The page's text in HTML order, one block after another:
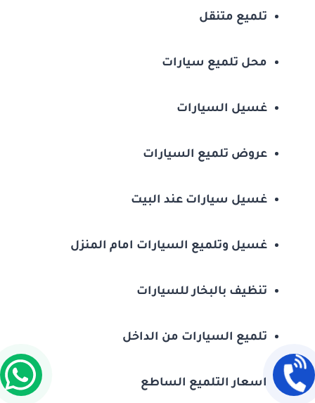
تلميع متنقل
محل تلميع سيارات
غسيل السيارات
عروض تلميع السيارات
غسيل سيارات عند البيت
غسيل وتلميع السيارات امام المنزل
تنظيف بالبخار للسيارات
تلميع السيارات من الداخل
اسعار التلميع الساطع